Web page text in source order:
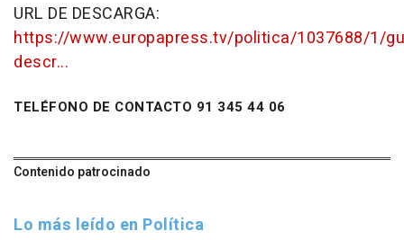
URL DE DESCARGA:
https://www.europapress.tv/politica/1037688/1/
descr...
TELÉFONO DE CONTACTO 91 345 44 06
Contenido patrocinado
Lo más leído en Política